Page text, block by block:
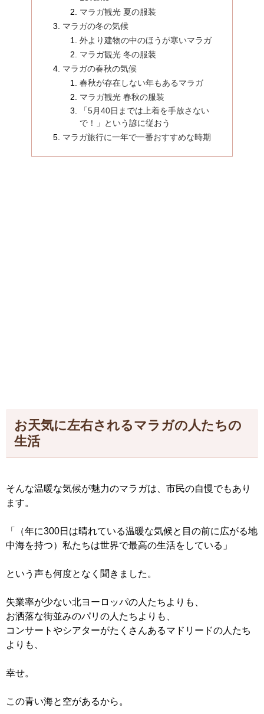
マラガ観光 夏の服装
マラガの冬の気候
外より建物の中のほうが寒いマラガ
マラガ観光 冬の服装
マラガの春秋の気候
春秋が存在しない年もあるマラガ
マラガ観光 春秋の服装
「5月40日までは上着を手放さない
で！」という諺に従おう
マラガ旅行に一年で一番おすすめな時期
お天気に左右されるマラガの人たちの
生活
そんな温暖な気候が魅力のマラガは、市民の自慢でもあり
ます。
「（年に300日は晴れている温暖な気候と目の前に広がる地
中海を持つ）私たちは世界で最高の生活をしている」
という声も何度となく聞きました。
失業率が少ない北ヨーロッパの人たちよりも、
お洒落な街並みのパリの人たちよりも、
コンサートやシアターがたくさんあるマドリードの人たち
よりも、
幸せ。
この青い海と空があるから。